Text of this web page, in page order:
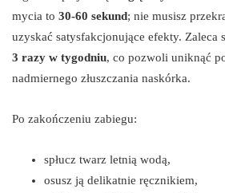
mycia to 30-60 sekund; nie musisz
uzyskać satysfakcjonujące efekty. Zaleca
3 razy w tygodniu, co pozwoli uniknąć
nadmiernego złuszczania naskórka.
Po zakończeniu zabiegu:
spłucz twarz letnią wodą,
osusz ją delikatnie ręcznikiem,